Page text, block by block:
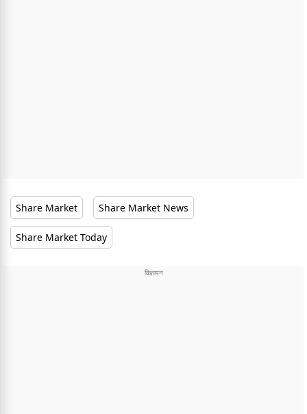
Share Market Share Market News
Share Market Today